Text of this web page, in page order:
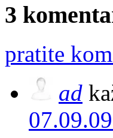
3
pratite
ad